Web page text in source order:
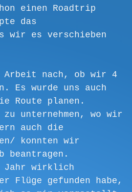
einen Roadtrip
das
wir es verschieben
Arbeit nach, ob wir 4
Es wurde uns auch
Route planen.
unternehmen, wo wir
auch die
konnten wir
beantragen.
Jahr wirklich
Flüge gefunden habe,